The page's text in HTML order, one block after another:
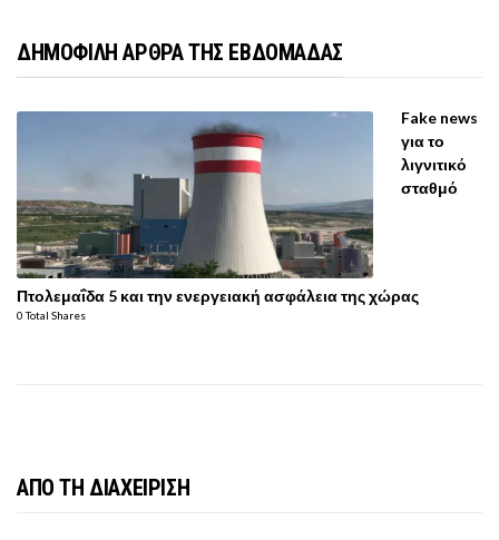
ΔΗΜΟΦΙΛΗ ΑΡΘΡΑ ΤΗΣ ΕΒΔΟΜΑΔΑΣ
Fake news
για το
λιγνιτικό
σταθμό
Πτολεμαΐδα 5 και την ενεργειακή ασφάλεια της χώρας
0 Total Shares
ΑΠΟ ΤΗ ΔΙΑΧΕΙΡΙΣΗ